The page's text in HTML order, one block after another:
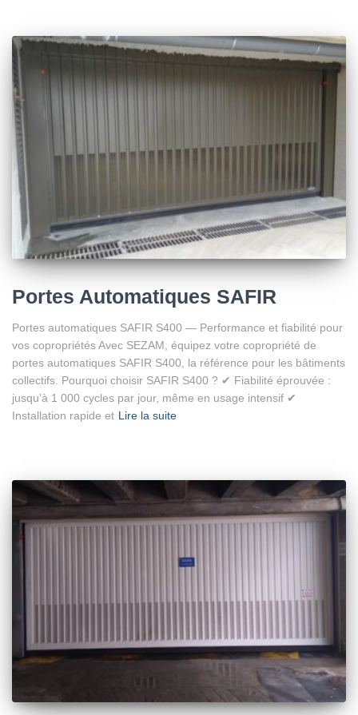
Portes Automatiques SAFIR
Portes automatiques SAFIR S400 — Performance et fiabilité pour
vos copropriétés Avec SEZAM, équipez votre copropriété de
portes automatiques SAFIR S400, la référence pour les bâtiments
collectifs. Pourquoi choisir SAFIR S400 ? ✔ Fiabilité éprouvée :
jusqu’à 1 000 cycles par jour, même en usage intensif ✔
Installation rapide et Lire la suite